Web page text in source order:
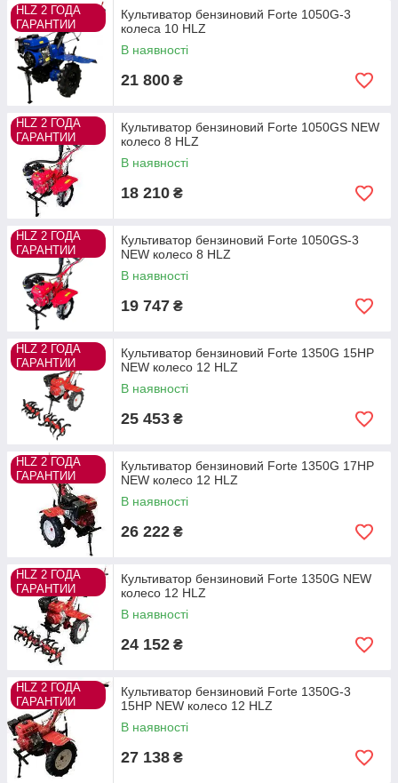
HLZ 2 ГОДА
ГАРАНТИИ
Культиватор бензиновий Forte 1050G-3
колеса 10 HLZ
В наявності
21 800 ₴
HLZ 2 ГОДА
ГАРАНТИИ
Культиватор бензиновий Forte 1050GS NEW
колесо 8 HLZ
В наявності
18 210 ₴
HLZ 2 ГОДА
ГАРАНТИИ
Культиватор бензиновий Forte 1050GS-3
NEW колесо 8 HLZ
В наявності
19 747 ₴
HLZ 2 ГОДА
ГАРАНТИИ
Культиватор бензиновий Forte 1350G 15HP
NEW колесо 12 HLZ
В наявності
25 453 ₴
HLZ 2 ГОДА
ГАРАНТИИ
Культиватор бензиновий Forte 1350G 17HP
NEW колесо 12 HLZ
В наявності
26 222 ₴
HLZ 2 ГОДА
ГАРАНТИИ
Культиватор бензиновий Forte 1350G NEW
колесо 12 HLZ
В наявності
24 152 ₴
HLZ 2 ГОДА
ГАРАНТИИ
Культиватор бензиновий Forte 1350G-3
15HP NEW колесо 12 HLZ
В наявності
27 138 ₴